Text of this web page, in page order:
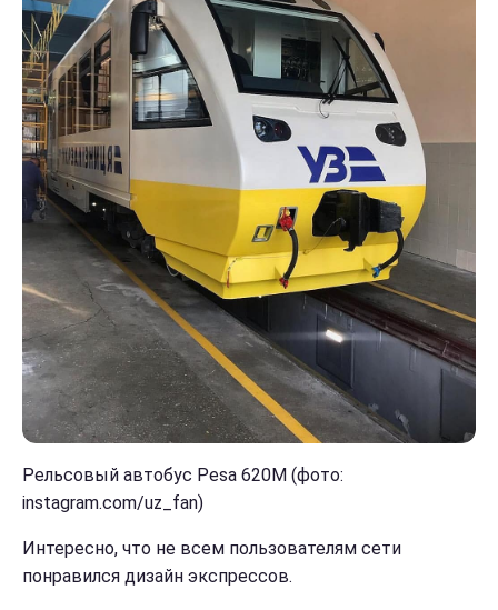
Рельсовый автобус Pesa 620М (фото:
instagram.com/uz_fan)
Интересно, что не всем пользователям сети
понравился дизайн экспрессов.